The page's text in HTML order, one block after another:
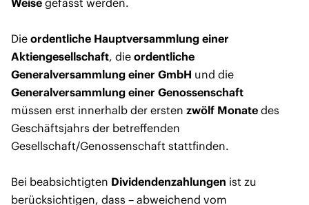
Weise gefasst werden.
Die ordentliche Hauptversammlung einer
Aktiengesellschaft, die ordentliche
Generalversammlung einer GmbH und die
Generalversammlung einer Genossenschaft
müssen erst innerhalb der ersten zwölf Monate des
Geschäftsjahrs der betreffenden
Gesellschaft/Genossenschaft stattfinden.
Bei beabsichtigten Dividendenzahlungen ist zu
berücksichtigen, dass – abweichend vom